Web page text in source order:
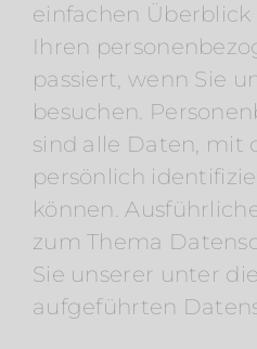
einfachen
Ihren
passiert, wenn Sie
besuchen.
sind alle Daten, mit
persönlich
können.
zum Thema
Sie unserer unter
aufgeführten